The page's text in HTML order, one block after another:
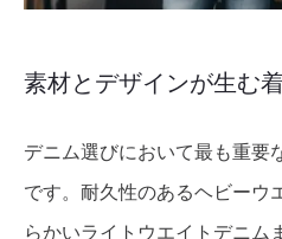
素材とデザインが生む
デニム選びにおいて最も重要
です。耐久性のあるヘビーウ
らかいライトウエイトデニム